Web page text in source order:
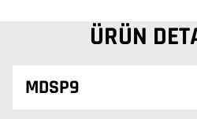
ÜRÜN
MDSP9